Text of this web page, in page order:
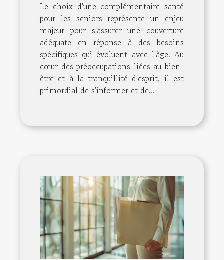
Le choix d'une complémentaire santé
pour les seniors représente un enjeu
majeur pour s'assurer une couverture
adéquate en réponse à des besoins
spécifiques qui évoluent avec l'âge. Au
cœur des préoccupations liées au bien-
être et à la tranquillité d'esprit, il est
primordial de s'informer et de...